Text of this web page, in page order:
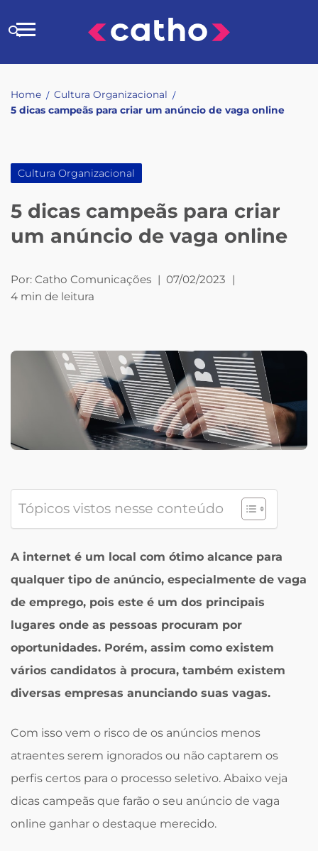
to
Buscar
Home / Cultura Organizacional /
5 dicas campeãs para criar um anúncio de vaga online
Cultura Organizacional
5 dicas campeãs para criar
um anúncio de vaga online
Por: Catho Comunicações | 07/02/2023 |
4 min de leitura
Tópicos vistos nesse conteúdo
A internet é um local com ótimo alcance para
qualquer tipo de anúncio, especialmente de vaga
de emprego, pois este é um dos principais
lugares onde as pessoas procuram por
oportunidades. Porém, assim como existem
vários candidatos à procura, também existem
diversas empresas anunciando suas vagas.
Com isso vem o risco de os anúncios menos
atraentes serem ignorados ou não captarem os
perfis certos para o processo seletivo. Abaixo veja
dicas campeãs que farão o seu anúncio de vaga
online ganhar o destaque merecido.